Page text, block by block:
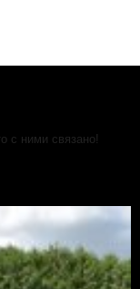
с ними связано!